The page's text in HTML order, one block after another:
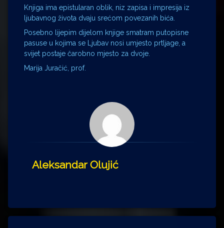
Knjiga ima epistularan oblik, niz zapisa i impresija iz
ljubavnog života dvaju srećom povezanih bića.
Posebno lijepim dijelom knjige smatram putopisne
pasuse u kojima se Ljubav nosi umjesto prtljage, a
svijet postaje čarobno mjesto za dvoje.
Marija Juračić, prof.
Aleksandar Olujić